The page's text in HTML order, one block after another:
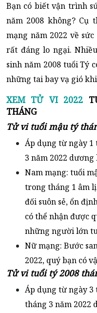
Bạn có biết vận trình
năm 2008 không?
mạng năm 2022 về
rất đáng lo ngại.
sinh năm 2008 tuổi Tý
những tai bay vạ gió
XEM TỬ VI 2022
THÁNG
Tử vi tuổi mậu tý
Áp dụng từ ngày 1
3 năm 2022 dương
Nam mạng: tuổi
trong tháng 1 âm
đối suôn sẻ, ổn
có thể nhận được
những người lớn
Nữ mạng: Bước
2022, quý bạn có
Tử vi tuổi tý 2008
Áp dụng từ ngày 3
tháng 3 năm 2022